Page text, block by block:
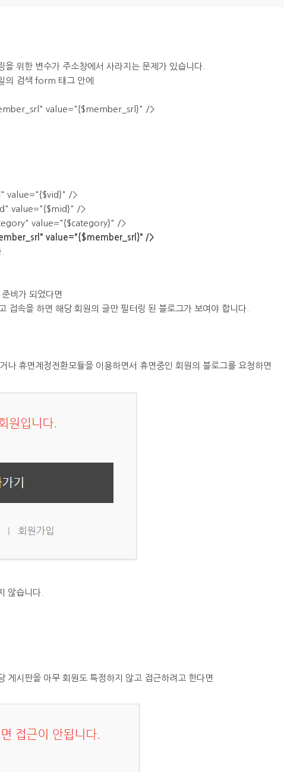
위한 변수가 주소창에서 사라지는 문제가 있습니다.
의 검색 form 태그 안에
value="{$member_srl}" />
value="{$vid}" />
value="{$mid}" />
value="{$category}" />
value="{$member_srl}" />
비가 되었다면
접속을 하면 해당 회원의 글만 필터링 된 블로그가 보여야 합니다.
나 휴면계정전환모듈을 이용하면서 휴면중인 회원의 블로그를 요청하면
않습니다.
게시판을 아무 회원도 특정하지 않고 접근하려고 한다면